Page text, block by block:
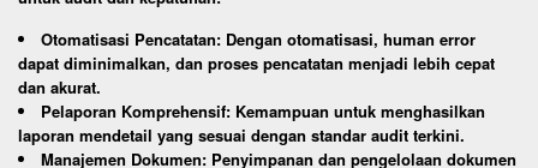
Otomatisasi Pencatatan: Dengan otomatisasi, human error
dapat diminimalkan, dan proses pencatatan menjadi lebih cepat
dan akurat.
Pelaporan Komprehensif: Kemampuan untuk menghasilkan
laporan mendetail yang sesuai dengan standar audit terkini.
Manajemen Dokumen: Penyimpanan dan pengelolaan dokumen